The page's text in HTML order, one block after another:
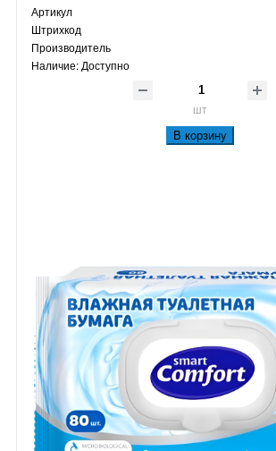
Артикул
Штрихкод
Производитель
Наличие: Доступно
шт
В корзину